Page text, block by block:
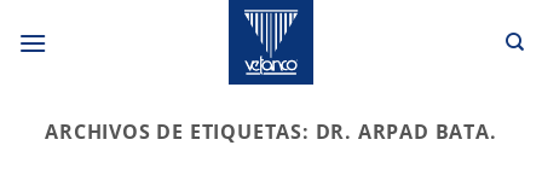
ARCHIVOS DE ETIQUETAS: DR. ARPAD BATA.